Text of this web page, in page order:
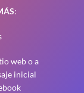
:
web o a
inicial